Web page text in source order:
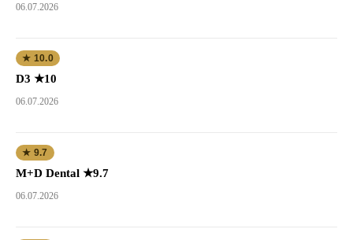
06.07.2026
★ 10.0
D3 ★10
06.07.2026
★ 9.7
M+D Dental ★9.7
06.07.2026